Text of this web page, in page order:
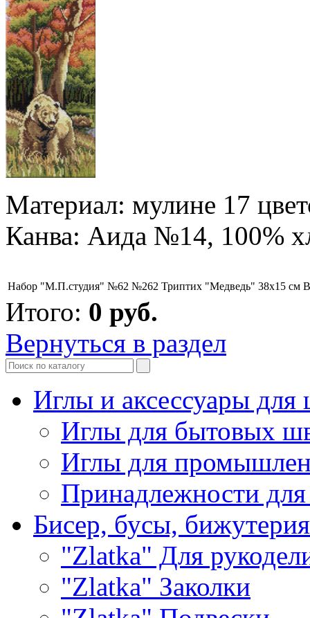
Материал: мулине 17
Канва: Аида №14, 100%
Набор "М.П.студия" №62 №262 Триптих "Медведь" 38х15 см
Итого: 0 руб.
Вернуться в раздел
Иглы и аксессуары
Иглы для бытовых
Иглы для
Принадлежности
Бисер, бусы, бижутерия
"Zlatka" Для
"Zlatka" Заколки